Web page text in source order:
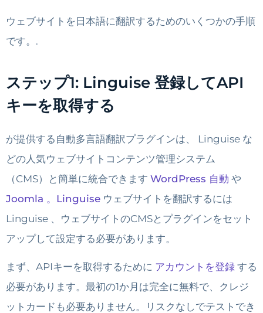
ウェブサイトを日本語に翻訳するためのいくつかの手順
です。.
ステップ1: Linguise 登録してAPI
キーを取得する
が提供する自動多言語翻訳プラグインは、 Linguise な
どの人気ウェブサイトコンテンツ管理システム
（CMS）と簡単に統合できます WordPress 自動 や
Joomla 。Linguise ウェブサイトを翻訳するには
Linguise 、ウェブサイトのCMSとプラグインをセット
アップして設定する必要があります。
まず、APIキーを取得するために アカウントを登録 する
必要があります。最初の1か月は完全に無料で、クレジ
ットカードも必要ありません。リスクなしでテストでき